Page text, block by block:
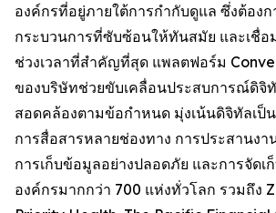
องค์กรที่อยู่ภายใต้การกำกับดูแล ซึ่งต้องก
กระบวนการที่ซับซ้อนให้ทันสมัย ​​และเชื่
ช่วงเวลาที่สำคัญที่สุด แพลตฟอร์ม
ของบริษัทช่วยขับเคลื่อนประสบการณ์ดิจิ
สอดคล้องตามข้อกำหนด มุ่งเน้นดิจิทัลเป็
การสื่อสารหลายช่องทาง การประสานง
การเก็บข้อมูลอย่างปลอดภัย และการจัดเ
องค์กรมากกว่า 700 แห่งทั่วโลก รวมถึง